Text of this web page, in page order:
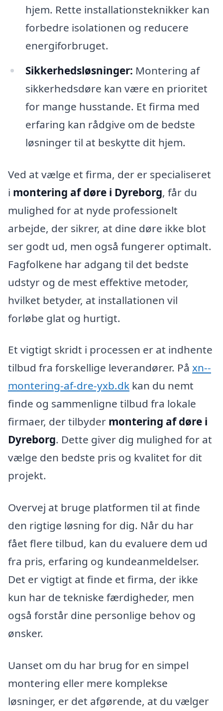
hjem. Rette installationsteknikker kan
forbedre isolationen og reducere
energiforbruget.
Sikkerhedsløsninger: Montering af
sikkerhedsdøre kan være en prioritet
for mange husstande. Et firma med
erfaring kan rådgive om de bedste
løsninger til at beskytte dit hjem.
Ved at vælge et firma, der er specialiseret
i montering af døre i Dyreborg, får du
mulighed for at nyde professionelt
arbejde, der sikrer, at dine døre ikke blot
ser godt ud, men også fungerer optimalt.
Fagfolkene har adgang til det bedste
udstyr og de mest effektive metoder,
hvilket betyder, at installationen vil
forløbe glat og hurtigt.
Et vigtigt skridt i processen er at indhente
tilbud fra forskellige leverandører. På xn--
montering-af-dre-yxb.dk kan du nemt
finde og sammenligne tilbud fra lokale
firmaer, der tilbyder montering af døre i
Dyreborg. Dette giver dig mulighed for at
vælge den bedste pris og kvalitet for dit
projekt.
Overvej at bruge platformen til at finde
den rigtige løsning for dig. Når du har
fået flere tilbud, kan du evaluere dem ud
fra pris, erfaring og kundeanmeldelser.
Det er vigtigt at finde et firma, der ikke
kun har de tekniske færdigheder, men
også forstår dine personlige behov og
ønsker.
Uanset om du har brug for en simpel
montering eller mere komplekse
løsninger, er det afgørende, at du vælger